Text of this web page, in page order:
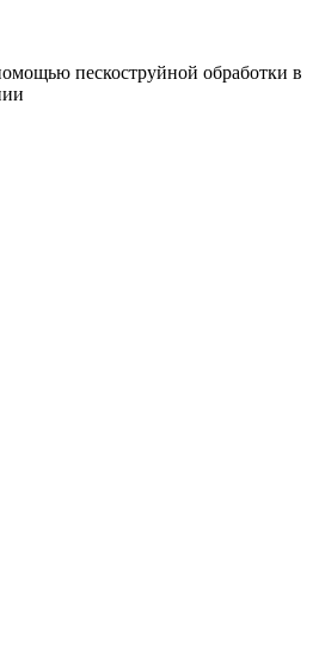
пескоструйной обработки в